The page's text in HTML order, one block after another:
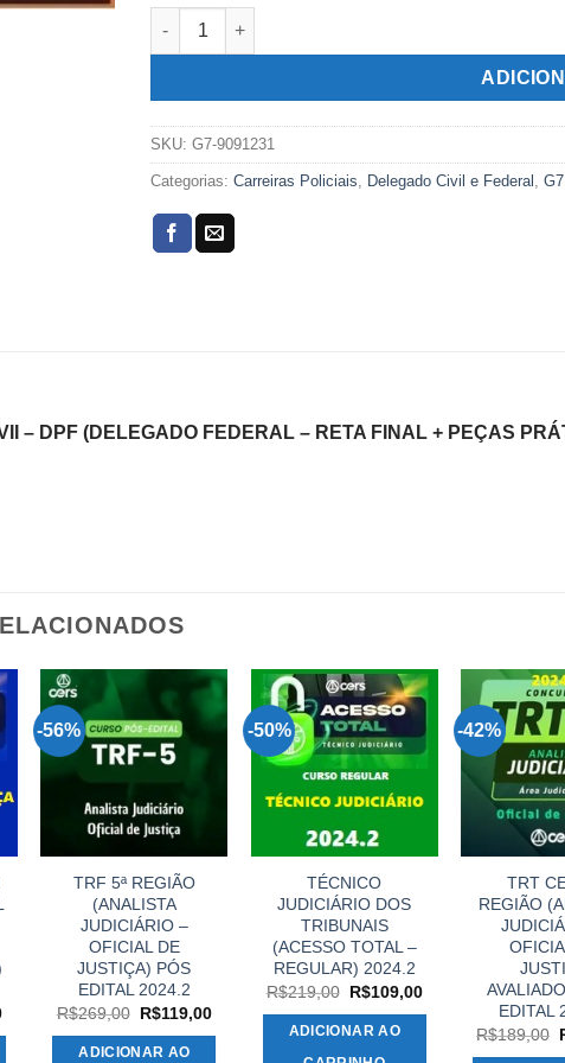
R$319,00.R$139,00.
COMBO XVII – DPF (DELEGADO FEDERAL -
SKU: G7-9091231
Categorias: Carreiras Policiais Delegado Civil e Federal
– DPF (DELEGADO FEDERAL – RETA FINAL + PEÇAS
O
-56%
TRF 5ª REGIÃO
(ANALISTA
JUDICIÁRIO –
OFICIAL DE
JUSTIÇA) PÓS
EDITAL 2024.2
R$269,00 O
original
R$119,00O
ADICIONAR AO
-50%
TÉCNICO
JUDICIÁRIO DOS
TRIBUNAIS
(ACESSO TOTAL –
REGULAR) 2024.2
R$219,00 O
original
era:
R$219,00.
R$109,00O
R$109,00.
ADICIONAR AO
-42%
TRT
REGIÃO
EDITAL
R$189,00